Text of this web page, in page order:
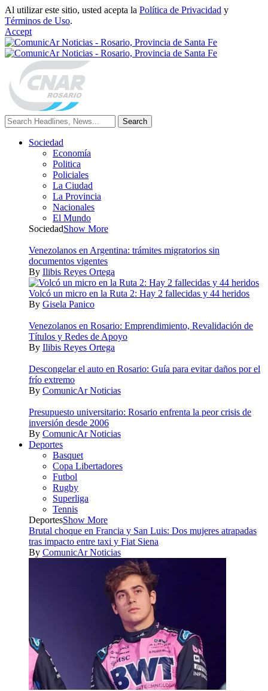
Al utilizar este sitio, usted acepta la Política de Privacidad y
Términos de Uso.
Accept
Sociedad
Economía
Politica
Policiales
La Ciudad
La Provincia
Nacionales
El Mundo
SociedadShow More
Venezolanos en Argentina: trámites migratorios sin
documentos vigentes
By Ilibis Reyes Ortega
Volcó un micro en la Ruta 2: Hay 2 fallecidas y 44 heridos
By Gisela Panico
Venezolanos en Rosario: Emprendimiento, Revalidación de
Títulos y Redes de Apoyo
By Ilibis Reyes Ortega
Descongelar el auto en Rosario: Guía para evitar daños por el
frío extremo
By ComunicAr Noticias
Presupuesto universitario: Rosario enfrenta la peor crisis de
inversión desde 2006
By ComunicAr Noticias
Deportes
Basquet
Copa Libertadores
Futbol
Rugby
Superliga
Tennis
DeportesShow More
Brutal choque en Francia y San Luis: Dos mujeres atrapadas
tras impacto entre taxi y Fiat Siena
By ComunicAr Noticias